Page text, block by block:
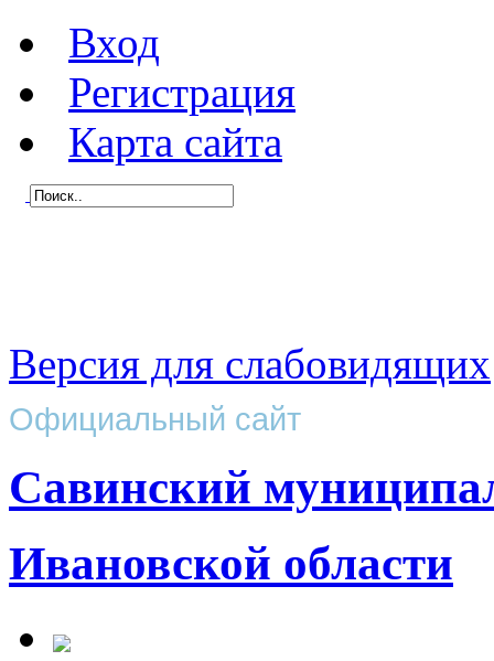
Вход
Регистрация
Карта сайта
Версия для слабовидящих
Официальный сайт
Савинский
Ивановской области